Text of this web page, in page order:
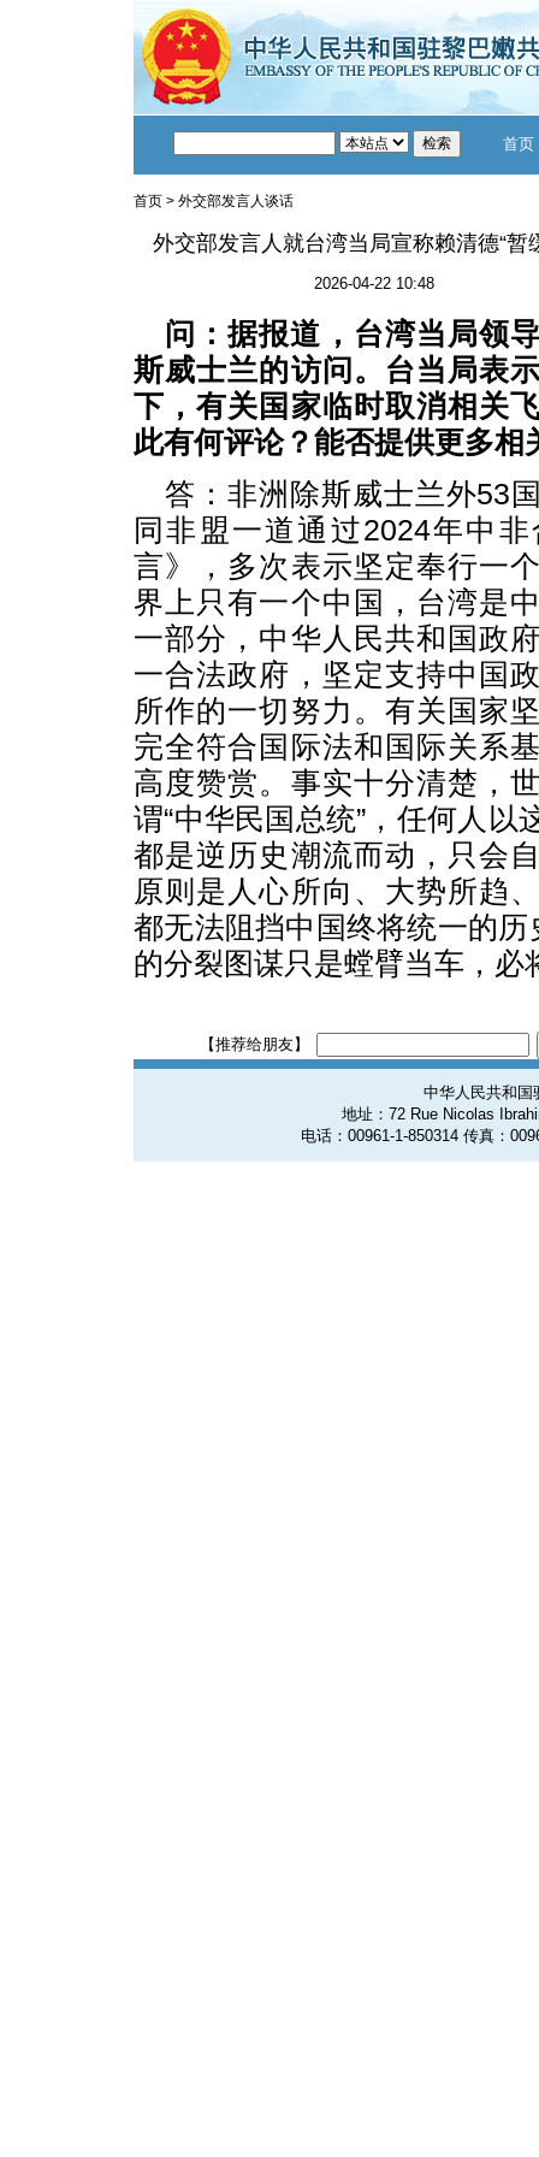
首页
首页 > 外交部发言人谈话
外交部发言人就台湾当局宣称赖清德“暂
2026-04-22 10:48
问：据报道，台湾当局领
斯威士兰的访问。台当局表
下，有关国家临时取消相关
此有何评论？能否提供更多相
答：非洲除斯威士兰外53
同非盟一道通过2024年中
言》，多次表示坚定奉行一
界上只有一个中国，台湾是
一部分，中华人民共和国政
一合法政府，坚定支持中国
所作的一切努力。有关国家
完全符合国际法和国际关系
高度赞赏。事实十分清楚，
谓“中华民国总统”，任何人以
都是逆历史潮流而动，只会
原则是人心所向、大势所趋
都无法阻挡中国终将统一的历
的分裂图谋只是螳臂当车，必
【推荐给朋友】
中华人民共和国
地址：72 Rue Nicolas
电话：00961-1-850314 传真：